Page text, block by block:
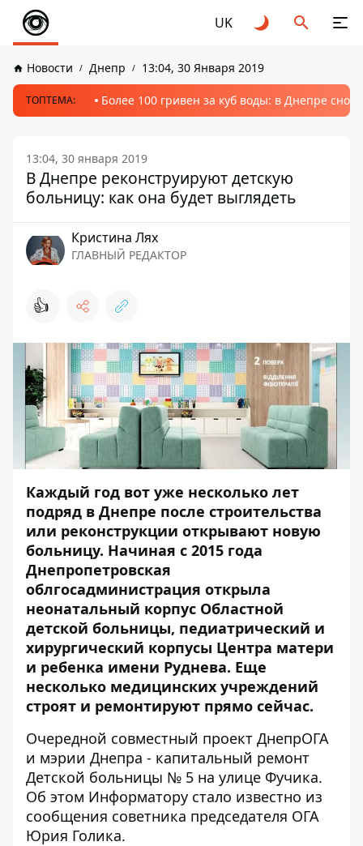
UK
Новости Днепр 13:04, 30 Января 2019
ТОПТЕМА: Более 100 гривен за куб воды: в Днепре
13:04, 30 января 2019
В Днепре реконструируют детскую
больницу: как она будет выглядеть
Кристина Лях
ГЛАВНЫЙ РЕДАКТОР
👍
Каждый год вот уже несколько лет
подряд в Днепре после строительства
или реконструкции открывают новую
больницу. Начиная с 2015 года
Днепропетровская
облгосадминистрация открыла
неонатальный корпус Областной
детской больницы, педиатрический и
хирургический корпусы Центра матери
и ребенка имени Руднева. Еще
несколько медицинских учреждений
строят и ремонтируют прямо сейчас.
Очередной совместный проект ДнепрОГА
и мэрии Днепра - капитальный ремонт
Детской больницы № 5 на улице Фучика.
Об этом Информатору стало известно из
сообщения советника председателя ОГА
Юрия Голика.